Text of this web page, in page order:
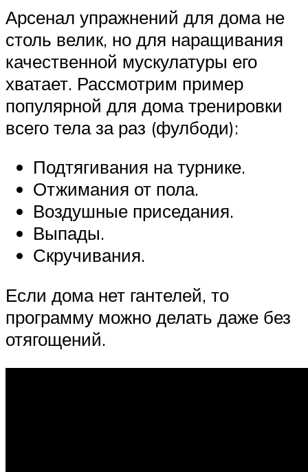
Арсенал упражнений для дома не
столь велик, но для наращивания
качественной мускулатуры его
хватает. Рассмотрим пример
популярной для дома тренировки
всего тела за раз (фулбоди):
Подтягивания на турнике.
Отжимания от пола.
Воздушные приседания.
Выпады.
Скручивания.
Если дома нет гантелей, то
программу можно делать даже без
отягощений.